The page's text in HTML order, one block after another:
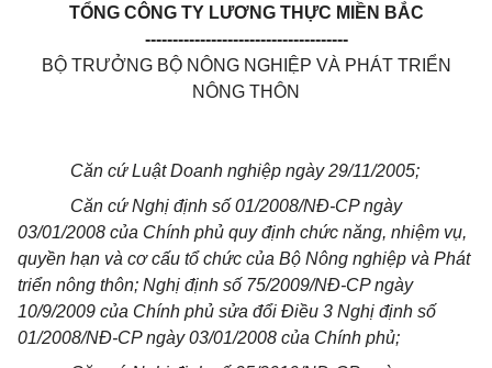
TỔNG CÔNG TY LƯƠNG THỰC MIỀN BẮC
-------------------------------------
BỘ TRƯỞNG BỘ NÔNG NGHIỆP VÀ PHÁT TRIỂN
NÔNG THÔN
Căn cứ Luật Doanh nghiệp ngày 29/11/2005;
Căn cứ Nghị định số 01/2008/NĐ-CP ngày
03/01/2008 của Chính phủ quy định chức năng, nhiệm vụ,
quyền hạn và cơ cấu tổ chức của Bộ Nông nghiệp và Phát
triển nông thôn; Nghị định số 75/2009/NĐ-CP ngày
10/9/2009 của Chính phủ sửa đổi Điều 3 Nghị định số
01/2008/NĐ-CP ngày 03/01/2008 của Chính phủ;